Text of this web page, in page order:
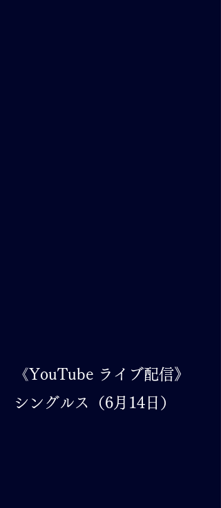
​《YouTube ライブ配信》
​シングルス（6月14日）